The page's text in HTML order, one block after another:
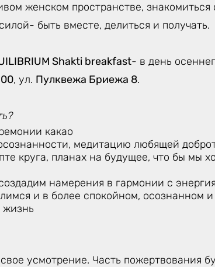
женском пространстве,
быть вместе, делиться и получать.
Shakti breakfast- в день
, ул. Пулквежа Бриежа 8.
какао
медитацию любящей
круга, планах на будущее, что бы мы
намерения в гармонии с
и в более спокойном, осознанном
жизнь
усмотрение. Часть пожертвования